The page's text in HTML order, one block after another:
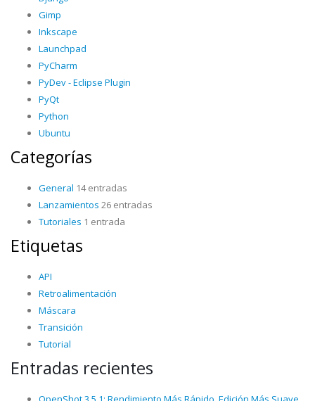
Gimp
Inkscape
Launchpad
PyCharm
PyDev - Eclipse Plugin
PyQt
Python
Ubuntu
Categorías
General 14 entradas
Lanzamientos 26 entradas
Tutoriales 1 entrada
Etiquetas
API
Retroalimentación
Máscara
Transición
Tutorial
Entradas recientes